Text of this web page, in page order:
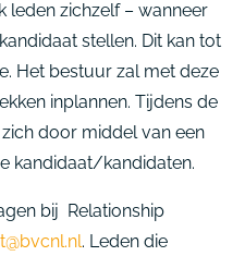
leden zichzelf – wanneer
stellen. Dit kan tot
Het bestuur zal met deze
inplannen. Tijdens de
door middel van een
kandidaat/kandidaten.
bij Relationship
. Leden die